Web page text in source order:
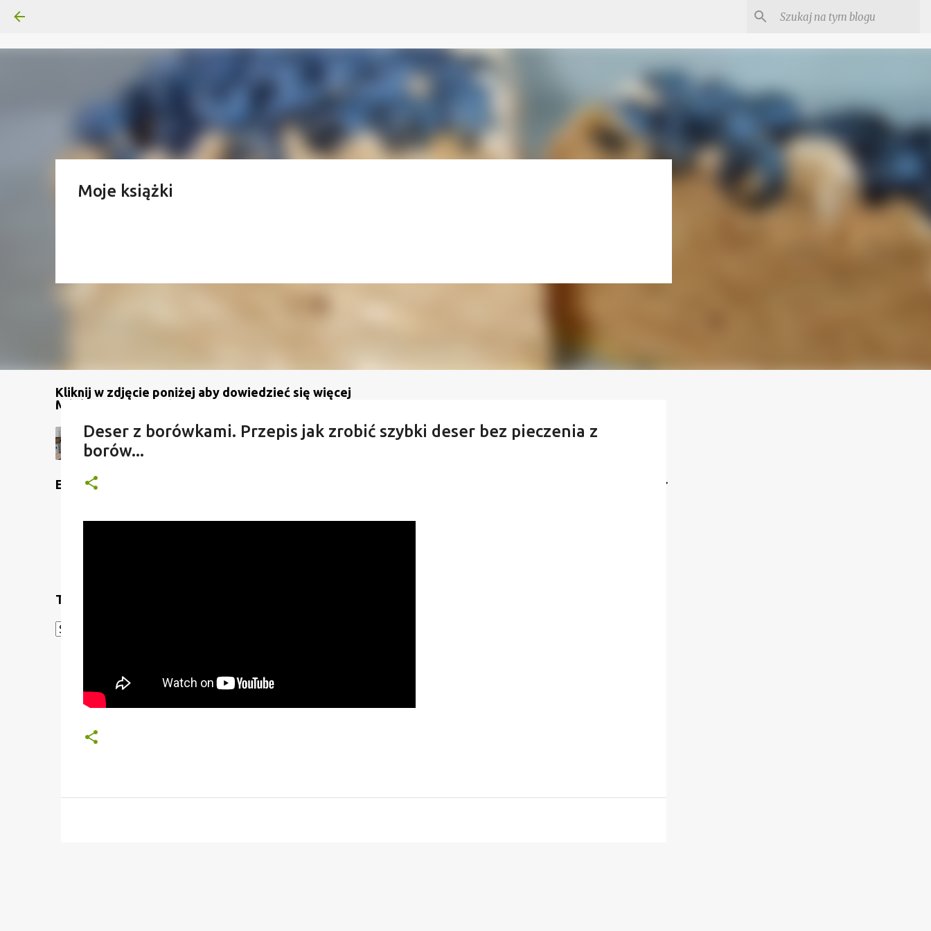
Kliknij w zdjęcie poniżej aby dowiedzieć się więcej
Moje książki
Mój kanał na YouTube
Etykiety
Translate
Deser z borówkami. Przepis jak zrobić szybki deser bez pieczenia z
borów...